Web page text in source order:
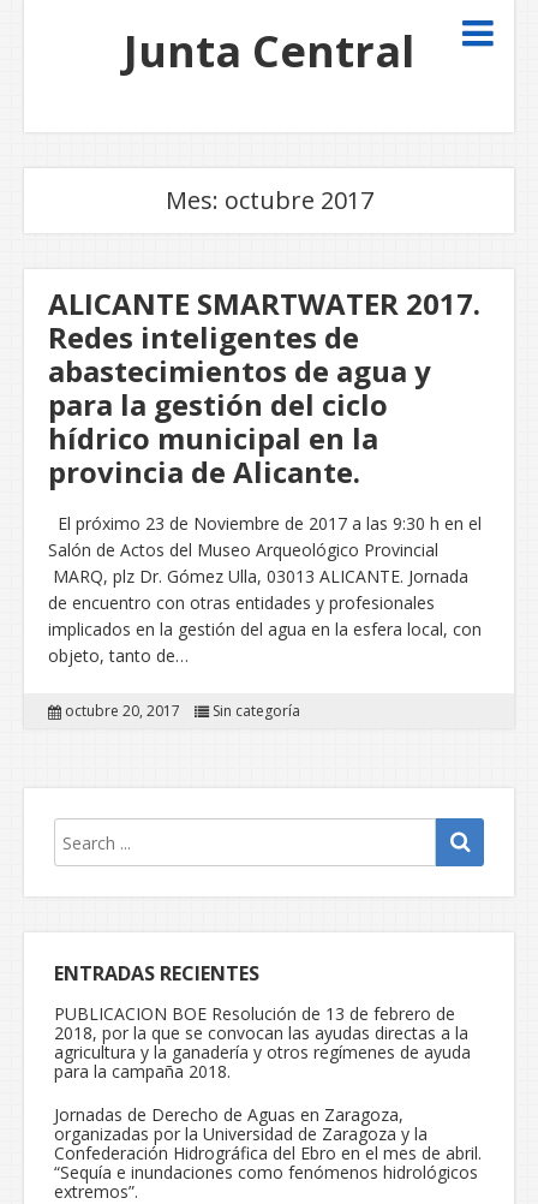
Junta Central
Mes: octubre 2017
ALICANTE SMARTWATER 2017.
Redes inteligentes de
abastecimientos de agua y
para la gestión del ciclo
hídrico municipal en la
provincia de Alicante.
El próximo 23 de Noviembre de 2017 a las 9:30 h en el
Salón de Actos del Museo Arqueológico Provincial
MARQ, plz Dr. Gómez Ulla, 03013 ALICANTE. Jornada
de encuentro con otras entidades y profesionales
implicados en la gestión del agua en la esfera local, con
objeto, tanto de…
octubre 20, 2017 Sin categoría
ENTRADAS RECIENTES
PUBLICACION BOE Resolución de 13 de febrero de
2018, por la que se convocan las ayudas directas a la
agricultura y la ganadería y otros regímenes de ayuda
para la campaña 2018.
Jornadas de Derecho de Aguas en Zaragoza,
organizadas por la Universidad de Zaragoza y la
Confederación Hidrográfica del Ebro en el mes de abril.
“Sequía e inundaciones como fenómenos hidrológicos
extremos”.